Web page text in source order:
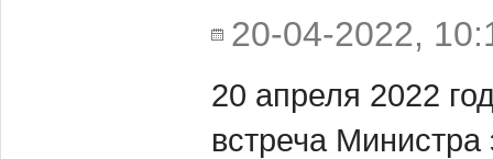
20-04-2022,
20 апреля 2022
встреча Министра